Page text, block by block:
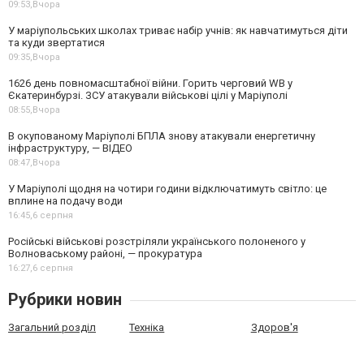
09:53,Вчора
У маріупольських школах триває набір учнів: як навчатимуться діти
та куди звертатися
09:35,Вчора
1626 день повномасштабної війни. Горить черговий WB у
Єкатеринбурзі. ЗСУ атакували військові цілі у Маріуполі
08:55,Вчора
В окупованому Маріуполі БПЛА знову атакували енергетичну
інфраструктуру, — ВІДЕО
08:47,Вчора
У Маріуполі щодня на чотири години відключатимуть світло: це
вплине на подачу води
16:45,6 серпня
Російські військові розстріляли українського полоненого у
Волноваському районі, — прокуратура
16:27,6 серпня
Рубрики новин
Загальний розділ Техніка Здоров'я